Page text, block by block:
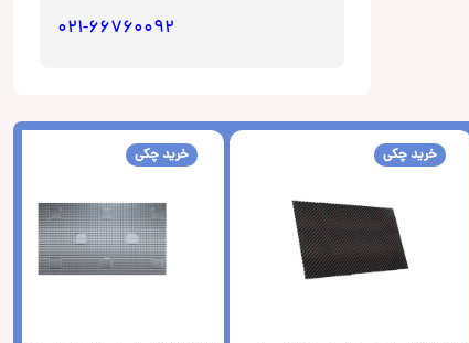
021-66760092
خرید چکی خرید چکی